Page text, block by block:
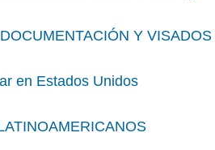
Y VISADOS
en Estados Unidos